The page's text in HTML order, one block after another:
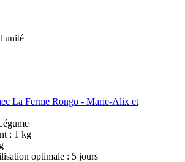
La Ferme Rongo - Marie-Alix et
: 1 kg
optimale : 5 jours